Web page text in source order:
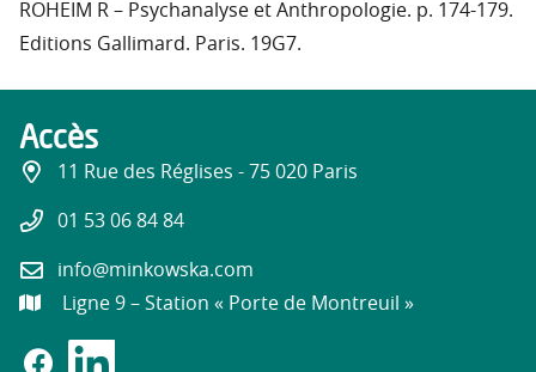
ROHEIM R – Psychanalyse et Anthropologie. p. 174-179.
Editions Gallimard. Paris. 19G7.
Accès
11 Rue des Réglises - 75 020 Paris
01 53 06 84 84
info@minkowska.com
Ligne 9 – Station « Porte de Montreuil »